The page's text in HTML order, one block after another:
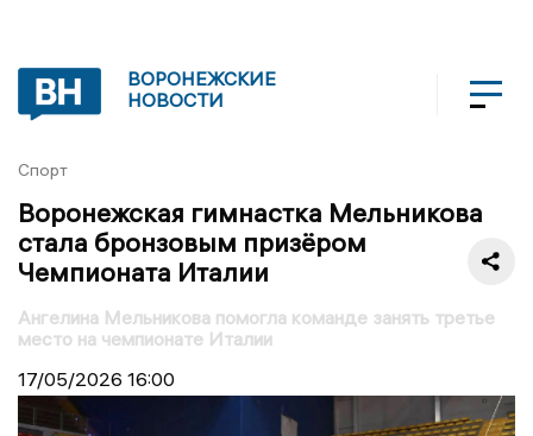
ВОРОНЕЖСКИЕ
НОВОСТИ
Спорт
Воронежская гимнастка Мельникова
стала бронзовым призёром
Чемпионата Италии
Ангелина Мельникова помогла команде занять третье
место на чемпионате Италии
17/05/2026 16:00